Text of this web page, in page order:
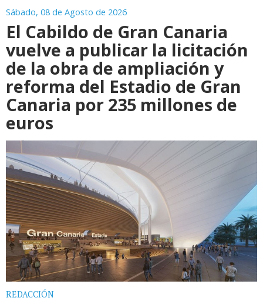
Sábado, 08 de Agosto de 2026
El Cabildo de Gran Canaria
vuelve a publicar la licitación
de la obra de ampliación y
reforma del Estadio de Gran
Canaria por 235 millones de
euros
REDACCIÓN